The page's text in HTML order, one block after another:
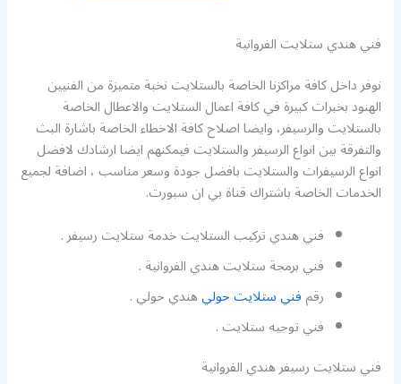
فني هندي ستلايت الفروانية
نوفر داخل كافة مراكزنا الخاصة بالستلايت نخبة متميزة من الفنيين
الهنود بخبرات كبيرة في كافة اعمال الستلايت والاعطال الخاصة
بالستلايت والرسيفر، وايضا اصلاح كافة الاخطاء الخاصة باشارة البث
والتفرقة بين انواع الرسيفر والستلايت فيمكنهم ايضا ارشادك لافضل
انواع الرسيفرات والستلايت بافضل جودة وسعر مناسب ، اضافة لجميع
الخدمات الخاصة باشتراك قناة بي ان سبورت.
فني هندي تركيب الستلايت خدمة ستلايت رسيفر .
فني برمجة ستلايت هندي الفروانية .
رقمفني ستلايت حوليهندي حولي .
فني توجيه ستلايت .
فني ستلايت رسيفر هندي الفروانية